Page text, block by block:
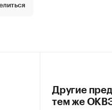
Другие
тем же